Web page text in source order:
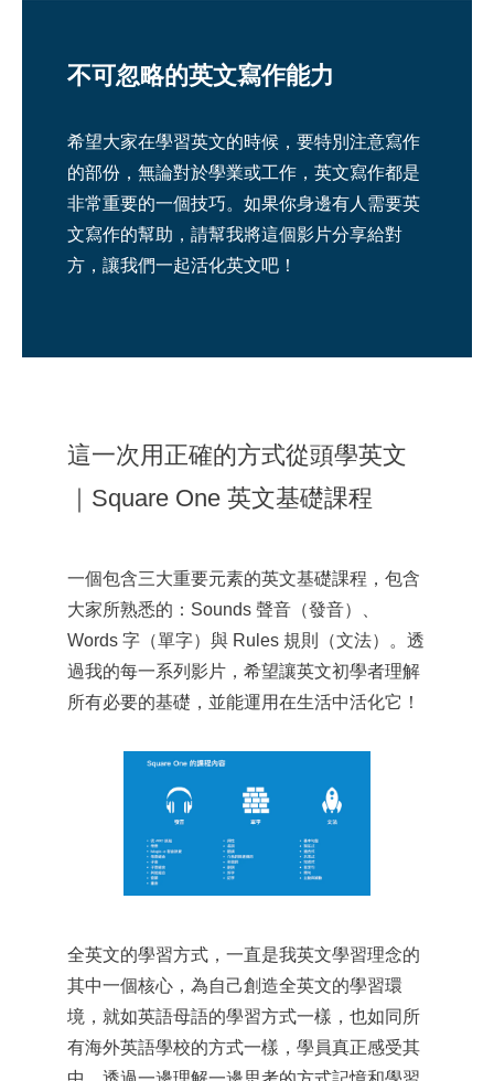
不可忽略的英文寫作能力
希望大家在學習英文的時候，要特別注意寫作
的部份，無論對於學業或工作，英文寫作都是
非常重要的一個技巧。如果你身邊有人需要英
文寫作的幫助，請幫我將這個影片分享給對
方，讓我們一起活化英文吧！
這一次用正確的方式從頭學英文
｜Square One 英文基礎課程
一個包含三大重要元素的英文基礎課程，包含
大家所熟悉的：Sounds 聲音（發音）、
Words 字（單字）與 Rules 規則（文法）。透
過我的每一系列影片，希望讓英文初學者理解
所有必要的基礎，並能運用在生活中活化它！
全英文的學習方式，一直是我英文學習理念的
其中一個核心，為自己創造全英文的學習環
境，就如英語母語的學習方式一樣，也如同所
有海外英語學校的方式一樣，學員真正感受其